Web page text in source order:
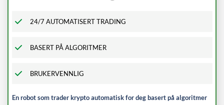
24/7 AUTOMATISERT TRADING
BASERT PÅ ALGORITMER
BRUKERVENNLIG
En robot som trader krypto automatisk for deg basert på algoritmer